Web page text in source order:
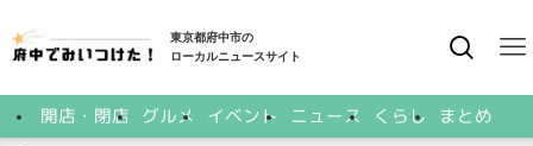
東京都府中市の
ローカルニュースサイト
開店・閉店 グルメ イベント ニュース くらし まとめ